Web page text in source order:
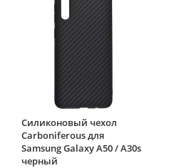
Силиконовый чехол
Carboniferous для
Samsung Galaxy A50 / A30s
черный